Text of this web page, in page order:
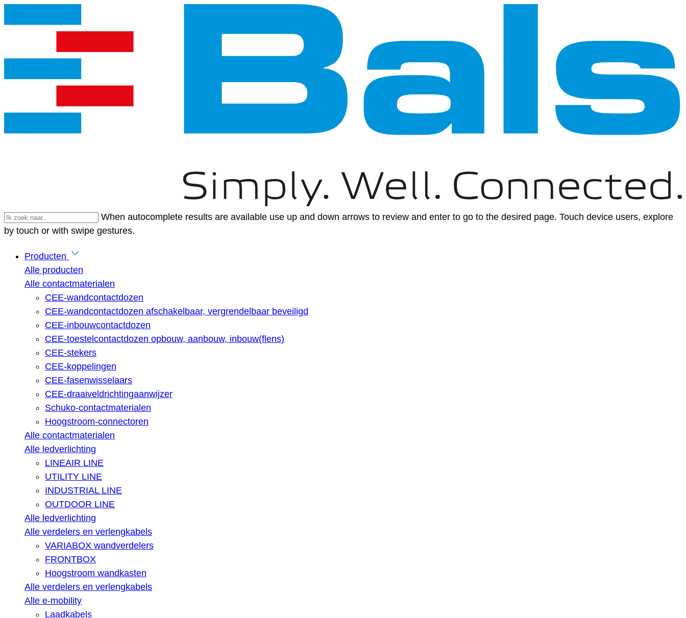
When autocomplete results are available use up and down arrows to review and enter to go to the desired page. Touch device users, explore
by touch or with swipe gestures.
Producten
Alle producten
Alle contactmaterialen
CEE-wandcontactdozen
CEE-wandcontactdozen afschakelbaar, vergrendelbaar beveiligd
CEE-inbouwcontactdozen
CEE-toestelcontactdozen opbouw, aanbouw, inbouw(flens)
CEE-stekers
CEE-koppelingen
CEE-fasenwisselaars
CEE-draaiveldrichtingaanwijzer
Schuko-contactmaterialen
Hoogstroom-connectoren
Alle contactmaterialen
Alle ledverlichting
LINEAIR LINE
UTILITY LINE
INDUSTRIAL LINE
OUTDOOR LINE
Alle ledverlichting
Alle verdelers en verlengkabels
VARIABOX wandverdelers
FRONTBOX
Hoogstroom wandkasten
Alle verdelers en verlengkabels
Alle e-mobility
Laadkabels